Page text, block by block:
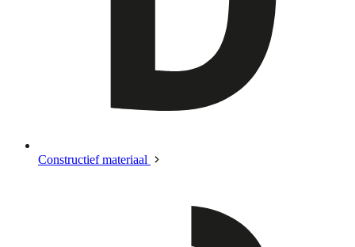
Constructief materiaal